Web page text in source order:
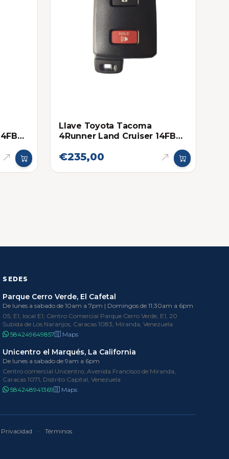
Llave Toyota Tacoma
4Runner Land Cruiser 14FBB
€235,00
SEDES
Parque Cerro Verde, El Cafetal
De lunes a sabado de 10am a 7pm | Domingos de 11:30am a 6pm
05, E1, local E1, Centro Comercial Parque Cerro Verde, E1, 20
Subida de Los Naranjos, Caracas 1083, Miranda, Venezuela
584249649857
Maps
Unicentro el Marqués, La California
De lunes a sabado de 9am a 6pm
Centro comercial Unicentro, Avenida Francisco de Miranda,
Caracas 1071, Distrito Capital, Venezuela
584248941369
Maps
Privacidad · Términos